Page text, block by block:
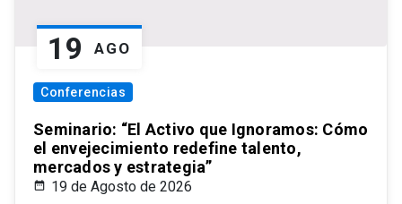
19 AGO
Conferencias
Seminario: “El Activo que Ignoramos: Cómo
el envejecimiento redefine talento,
mercados y estrategia”
19 de Agosto de 2026